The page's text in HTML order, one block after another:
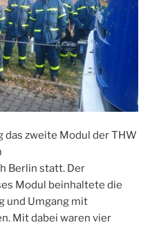
das zweite Modul der THW
Berlin statt. Der
Modul beinhaltete die
und Umgang mit
Mit dabei waren vier